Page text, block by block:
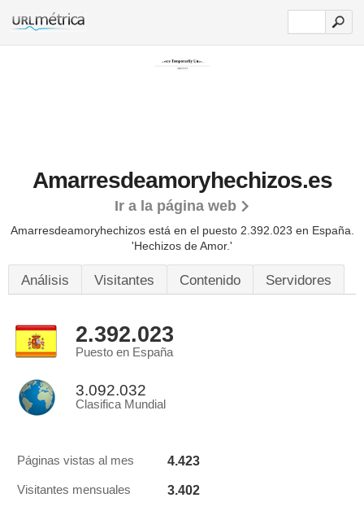
Amarresdeamoryhechizos.es
Ir a la página web
Amarresdeamoryhechizos está en el puesto 2.392.023 en España.
'Hechizos de Amor.'
Análisis Visitantes Contenido Servidores
2.392.023
Puesto en España
3.092.032
Clasifica Mundial
Páginas vistas al mes 4.423
Visitantes mensuales 3.402